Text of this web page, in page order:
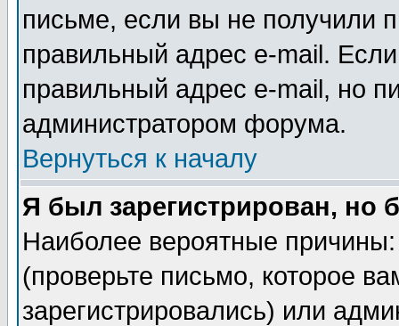
письме, если вы не получили
правильный адрес e-mail.
правильный адрес e-mail, но
администратором форума.
Вернуться к началу
Я был зарегистрирован, но
Наиболее вероятные
(проверьте письмо, которое
зарегистрировались) или